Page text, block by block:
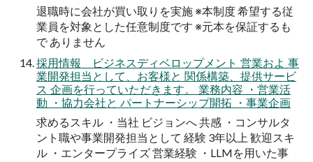
退職時に会社が買い取りを実施 ※本制度 希望する従
業員を対象とした任意制度です ※元本を保証するも
で ありません
採用情報 ビジネスディベロップメント 営業およ 事
業開発担当として、お客様と 関係構築、提供サービ
ス 企画を行っていただきます。 業務内容 ・営業活
動 ・協力会社と パートナーシップ開拓 ・事業企画
求めるスキル ・当社 ビジョンへ 共感 ・コンサルタ
ント職や事業開発担当として 経験 3年以上 歓迎スキ
ル ・エンタープライズ 営業経験 ・LLMを用いた事